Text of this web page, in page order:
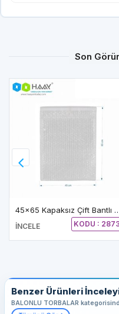
Son
45x65 Kapaksız Çift
İNCELE KODU :
Benzer Ürünleri
BALONLU TORBALAR